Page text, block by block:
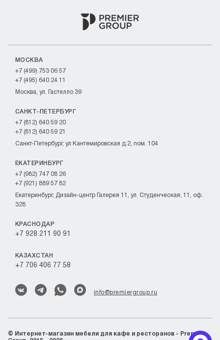
info@premiergroup.ru
МОСКВА
+7 (499) 753 06 57
+7 (495) 640 24 11
Москва, ул. Гастелло 39
САНКТ-ПЕТЕРБУРГ
+7 (812) 640 59 20
+7 (812) 640 59 21
Санкт-Петербург, ул Кантемировская д.2, пом. 104
ЕКАТЕРИНБУРГ
+7 (982) 747 08 26
+7 (921) 889 57 82
Екатеринбург, Дизайн-центр Галерея 11, ул. Студенческая, 11, оф.
328
КРАСНОДАР
+7 928 211 90 91
КАЗАХСТАН
+7 706 406 77 58
© Интернет-магазин мебели для кафе и ресторанов - Premier